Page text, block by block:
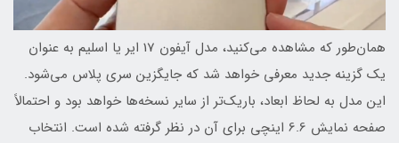
همان‌طور که مشاهده می‌کنید، مدل آیفون 17 ایر یا اسلیم به عنوان
یک گزینه جدید معرفی خواهد شد که جایگزین سری پلاس می‌شود.
این مدل به لحاظ ابعاد، باریک‌تر از سایر نسخه‌ها خواهد بود و احتمالاً
صفحه نمایش 6.6 اینچی برای آن در نظر گرفته شده است. انتخاب